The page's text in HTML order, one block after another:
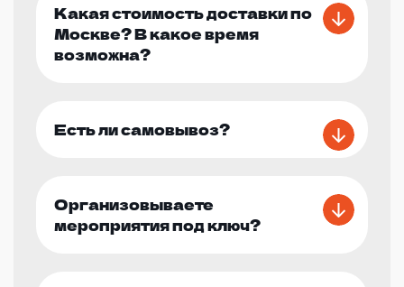
Какая стоимость доставки по
Москве? В какое время
возможна?
Есть ли самовывоз?
Организовываете
мероприятия под ключ?